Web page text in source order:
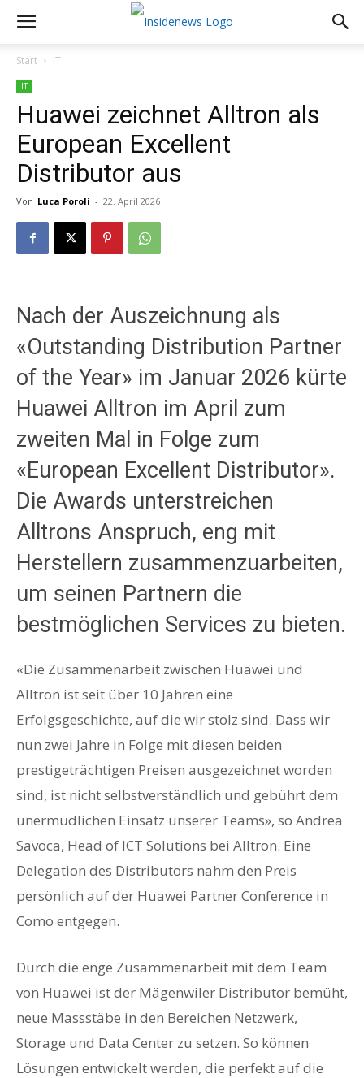
Start IT
IT
Huawei zeichnet Alltron als
European Excellent
Distributor aus
Von Luca Poroli - 22. April 2026
Nach der Auszeichnung als
«Outstanding Distribution Partner
of the Year» im Januar 2026 kürte
Huawei Alltron im April zum
zweiten Mal in Folge zum
«European Excellent Distributor».
Die Awards unterstreichen
Alltrons Anspruch, eng mit
Herstellern zusammenzuarbeiten,
um seinen Partnern die
bestmöglichen Services zu bieten.
«Die Zusammenarbeit zwischen Huawei und
Alltron ist seit über 10 Jahren eine
Erfolgsgeschichte, auf die wir stolz sind. Dass wir
nun zwei Jahre in Folge mit diesen beiden
prestigeträchtigen Preisen ausgezeichnet worden
sind, ist nicht selbstverständlich und gebührt dem
unermüdlichen Einsatz unserer Teams», so Andrea
Savoca, Head of ICT Solutions bei Alltron. Eine
Delegation des Distributors nahm den Preis
persönlich auf der Huawei Partner Conference in
Como entgegen.
Durch die enge Zusammenarbeit mit dem Team
von Huawei ist der Mägenwiler Distributor bemüht,
neue Massstäbe in den Bereichen Netzwerk,
Storage und Data Center zu setzen. So können
Lösungen entwickelt werden, die perfekt auf die